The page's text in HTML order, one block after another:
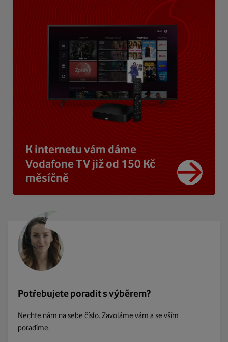
K internetu vám dáme
Vodafone TV již od 150 Kč
měsíčně
Potřebujete poradit s výběrem?
Nechte nám na sebe číslo. Zavoláme vám a se vším
poradíme.